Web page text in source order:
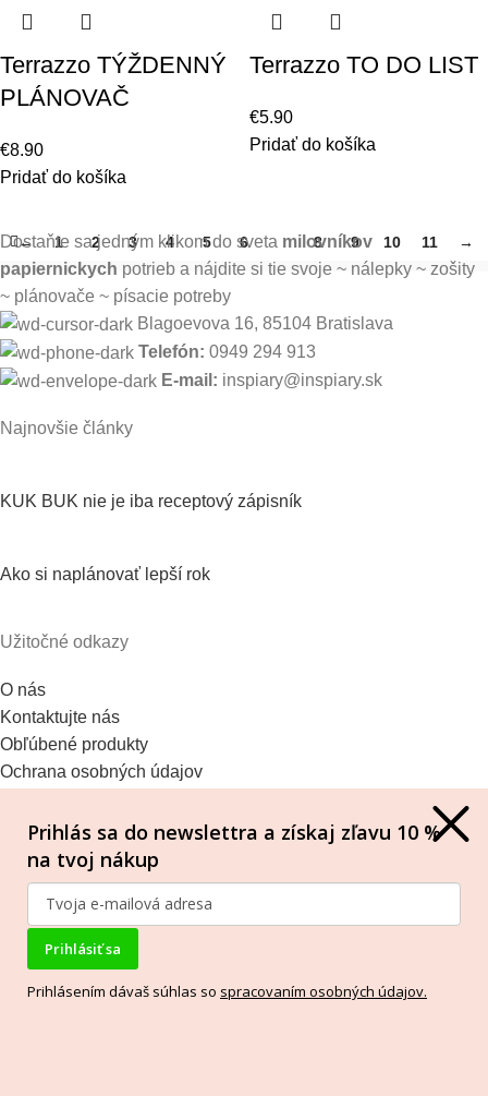
Terrazzo TÝŽDENNÝ
PLÁNOVAČ
€8.90
Pridať do košíka
Terrazzo TO DO LIST
€5.90
Pridať do košíka
← 1 2 3 4 5 6 7 8 9 10 11 →
Dostaňte sa jedným klikom do sveta milovníkov
papiernickych potrieb a nájdite si tie svoje ~ nálepky ~ zošity
~ plánovače ~ písacie potreby
Blagoevova 16, 85104 Bratislava
Telefón: 0949 294 913
E-mail: inspiary@inspiary.sk
Najnovšie články
KUK BUK nie je iba receptový zápisník
Ako si naplánovať lepší rok
Užitočné odkazy
O nás
Kontaktujte nás
Obľúbené produkty
Ochrana osobných údajov
Odstúpiť od zmluvy TU
COPYRIGHT 2022 INSPIARY.SK
WEBOVÚ STRÁNKU. MADE BYCREAWISE
Prihlás sa do newslettra a získaj zľavu 10 %
na tvoj nákup
Prihlásiť sa
Prihlásením dávaš súhlas so spracovaním osobných údajov.